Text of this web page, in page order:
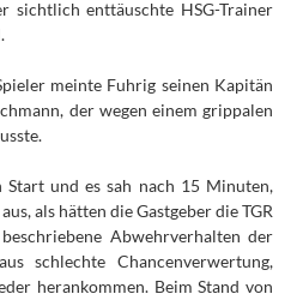
sichtlich enttäuschte HSG-Trainer
meinte Fuhrig seinen Kapitän
der wegen einem grippalen
Start und es sah nach 15 Minuten,
als hätten die Gastgeber die TGR
Abwehrverhalten der
schlechte Chancenverwertung,
herankommen. Beim Stand von